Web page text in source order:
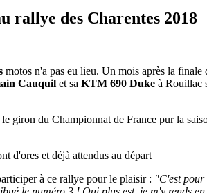
rallye des Charentes 2018
motos n'a pas eu lieu. Un mois après la finale
Cauquil et sa KTM 690 Duke à Rouillac
giron du Championnat de France pur la
d'ores et déjà attendus au départ
à ce rallye pour le plaisir : "C'est